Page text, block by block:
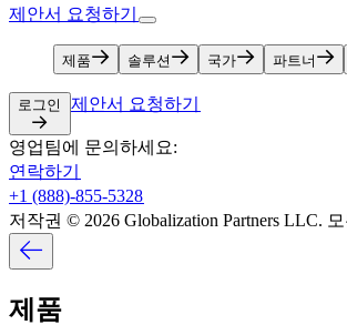
제안서 요청하기​​
제품​​ 솔루션​​ 국가​​ 파트너​​
로그인​​ 제안서 요청하기​​
영업팀에 문의하세요:​​
연락하기​​
+1 (888)-855-5328​​
저작권 © 2026 Globalization Partners LLC.
제품​​